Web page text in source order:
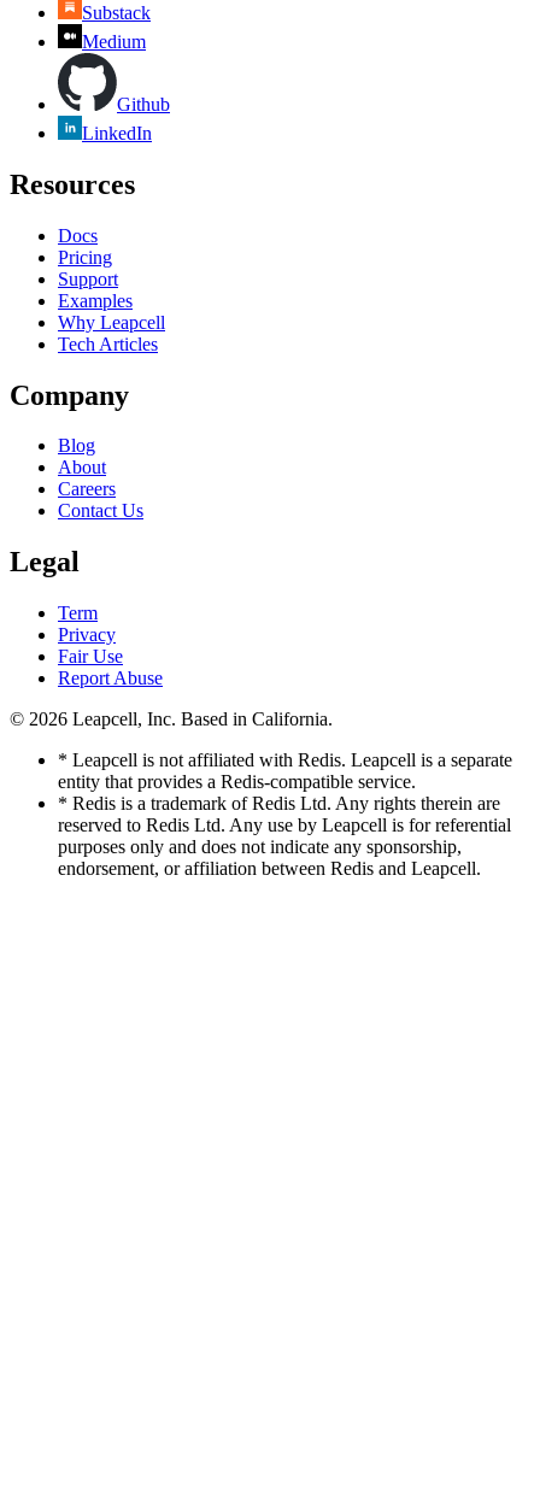
Substack
Medium
Github
LinkedIn
Resources
Docs
Pricing
Support
Examples
Why Leapcell
Tech Articles
Company
Blog
About
Careers
Contact Us
Legal
Term
Privacy
Fair Use
Report Abuse
© 2026 Leapcell, Inc. Based in California.
* Leapcell is not affiliated with Redis. Leapcell is a separate
entity that provides a Redis-compatible service.
* Redis is a trademark of Redis Ltd. Any rights therein are
reserved to Redis Ltd. Any use by Leapcell is for referential
purposes only and does not indicate any sponsorship,
endorsement, or affiliation between Redis and Leapcell.